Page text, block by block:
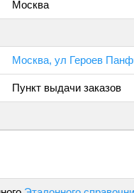
Москва
Москва, ул Героев
Пункт выдачи заказов